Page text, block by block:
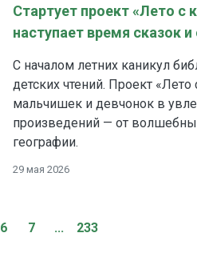
Стартует проект «Лето с
наступает время сказок
С началом летних каникул
детских чтений. Проект
мальчишек и девчонок в
произведений — от
географии.
29 мая 2026
6 7 ... 233